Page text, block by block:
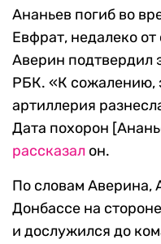
Ананьев погиб во
Евфрат, недалеко
Аверин подтвердил
РБК. «К сожалению,
артиллерия
Дата похорон
рассказал он.
По словам Аверина,
Донбассе на
и дослужился до